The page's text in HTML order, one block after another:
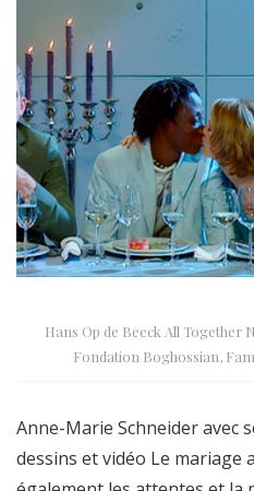
Hans Op de Beeck All Together
Fondation Boghossian,
Anne-Marie Schneider avec
dessins et vidéo Le mariage